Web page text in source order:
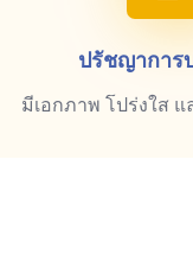
ปรัชญาการ
มีเอกภาพ โปร่งใส